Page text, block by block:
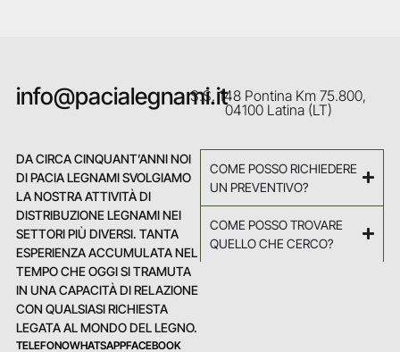
info@pacialegnami.itS.S. 148 Pontina Km 75.800,
04100 Latina (LT)
DA CIRCA CINQUANT’ANNI NOI
DI PACIA LEGNAMI SVOLGIAMO
LA NOSTRA ATTIVITÀ DI
DISTRIBUZIONE LEGNAMI NEI
SETTORI PIÙ DIVERSI. TANTA
ESPERIENZA ACCUMULATA NEL
TEMPO CHE OGGI SI TRAMUTA
IN UNA CAPACITÀ DI RELAZIONE
CON QUALSIASI RICHIESTA
LEGATA AL MONDO DEL LEGNO.
TELEFONOWHATSAPPFACEBOOK
COME POSSO RICHIEDERE
UN PREVENTIVO?
COME POSSO TROVARE
QUELLO CHE CERCO?